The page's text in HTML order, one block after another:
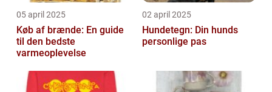
05 april 2025
Køb af brænde: En guide
til den bedste
varmeoplevelse
02 april 2025
Hundetegn: Din hunds
personlige pas